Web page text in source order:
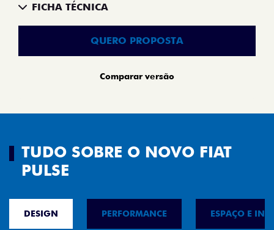
FICHA TÉCNICA
QUERO PROPOSTA
Comparar versão
TUDO SOBRE O NOVO FIAT
PULSE
DESIGN PERFORMANCE ESPAÇO E